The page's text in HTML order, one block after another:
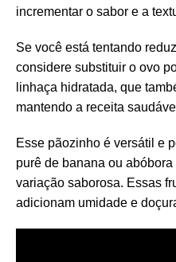
incrementar o sabor e a
Se você está tentando
considere substituir o ovo
linhaça hidratada, que
mantendo a receita
Esse pãozinho é versátil e
purê de banana ou
variação saborosa. Essas
adicionam umidade e